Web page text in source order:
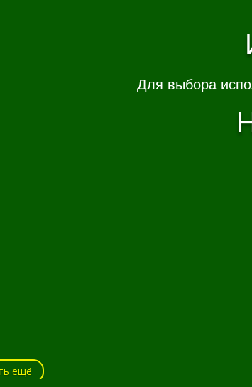
Для выбора
ещё